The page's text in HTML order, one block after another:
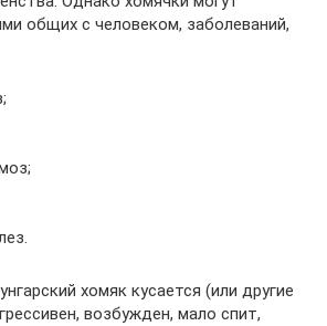
общих с человеком, заболеваний,
хомяк кусается (или другие
возбужден, мало спит,